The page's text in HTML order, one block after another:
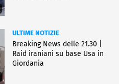
ULTIME NOTIZIE
Breaking News delle 21.30 |
Raid iraniani su base Usa in
Giordania